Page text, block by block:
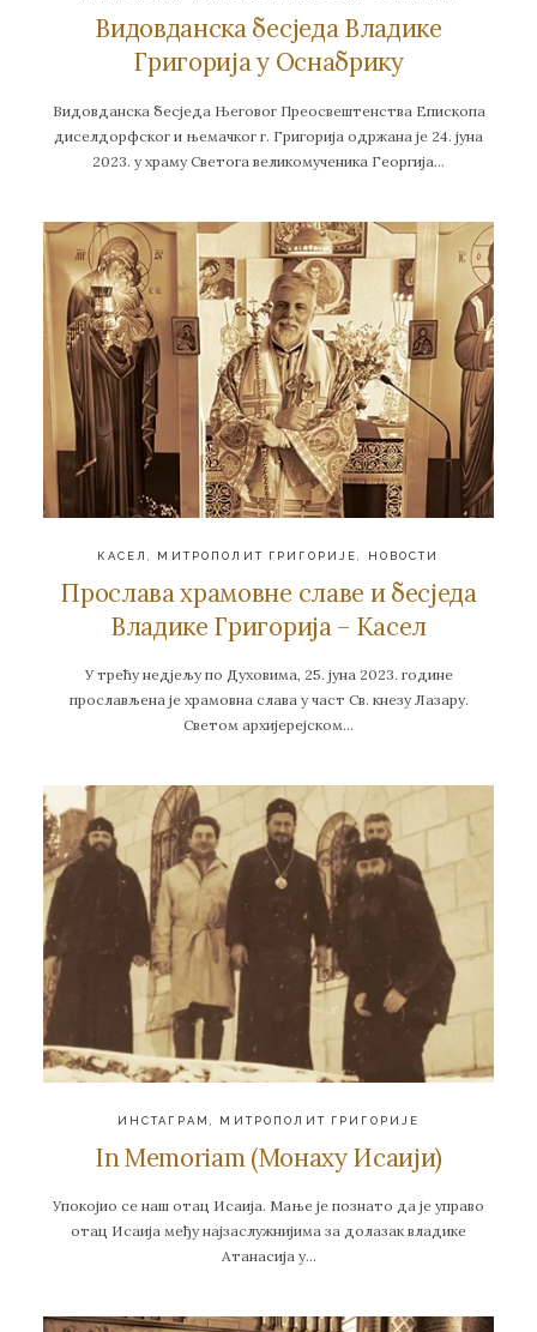
Видовданска бесједа Владике
Григорија у Оснабрику
Видовданска бесједа Његовог Преосвештенства Епископа
диселдорфског и њемачког г. Григорија одржана је 24. јуна
2023. у храму Светога великомученика Георгија…
КАСЕЛ, МИТРОПОЛИТ ГРИГОРИЈЕ, НОВОСТИ
Прослава храмовне славе и бесједа
Владике Григорија – Касел
У трећу недјељу по Духовима, 25. јуна 2023. године
прослављена је храмовна слава у част Св. кнезу Лазару.
Светом архијерејском…
ИНСТАГРАМ МИТРОПОЛИТ ГРИГОРИЈЕ
In Memoriam (Монаху Исаији)
Упокојио се наш отац Исаија. Мање је познато да је управо
отац Исаија међу најзаслужнијима за долазак владике
Атанасија у…